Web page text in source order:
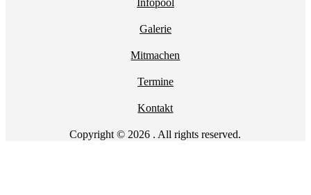
Infopool
Galerie
Mitmachen
Termine
Kontakt
Copyright © 2026 . All rights reserved.